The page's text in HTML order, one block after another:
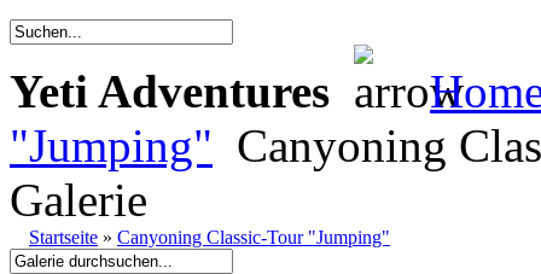
Yeti Adventures
"Jumping" Canyoning
Galerie
Startseite » Canyoning Classic-Tour "Jumping"